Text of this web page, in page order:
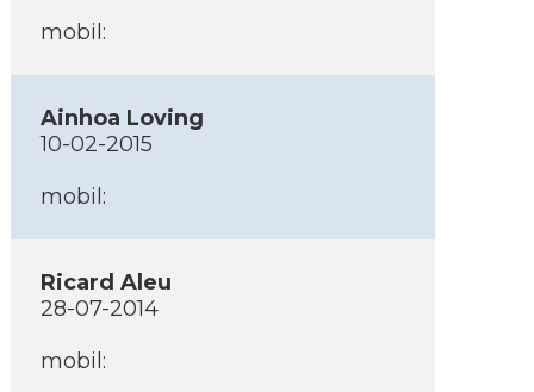
mobil:
Ainhoa Loving
10-02-2015
mobil:
Ricard Aleu
28-07-2014
mobil: